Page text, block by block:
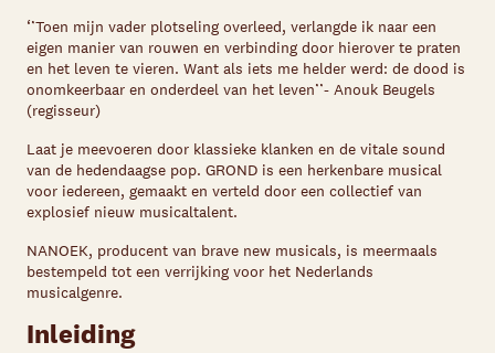
‘’Toen mijn vader plotseling overleed, verlangde ik naar een
eigen manier van rouwen en verbinding door hierover te praten
en het leven te vieren. Want als iets me helder werd: de dood is
onomkeerbaar en onderdeel van het leven’’- Anouk Beugels
(regisseur)
Laat je meevoeren door klassieke klanken en de vitale sound
van de hedendaagse pop. GROND is een herkenbare musical
voor iedereen, gemaakt en verteld door een collectief van
explosief nieuw musicaltalent.
NANOEK, producent van brave new musicals, is meermaals
bestempeld tot een verrijking voor het Nederlands
musicalgenre.
Inleiding